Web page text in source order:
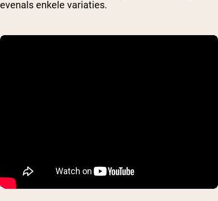
evenals enkele variaties.